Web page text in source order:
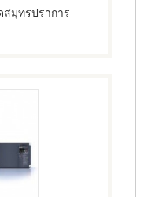
สมุทรปราการ